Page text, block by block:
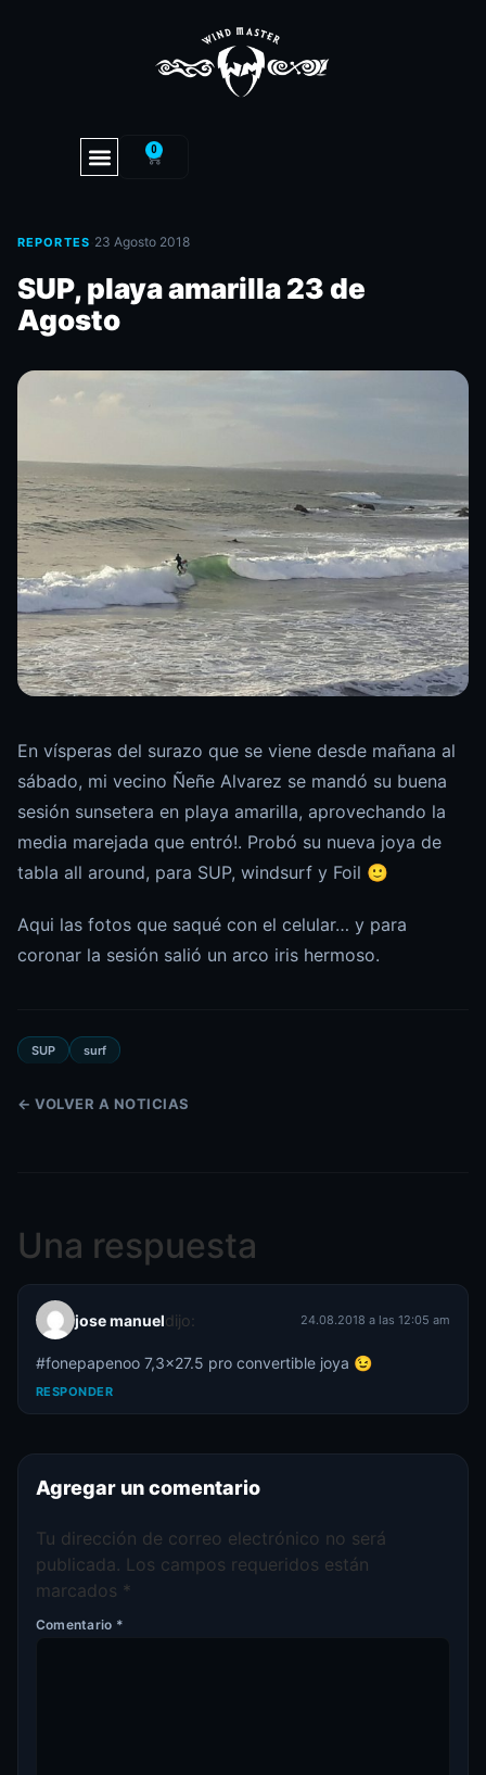
0
REPORTES 23 Agosto 2018
SUP, playa amarilla 23 de
Agosto
En vísperas del surazo que se viene desde mañana al
sábado, mi vecino Ñeñe Alvarez se mandó su buena
sesión sunsetera en playa amarilla, aprovechando la
media marejada que entró!. Probó su nueva joya de
tabla all around, para SUP, windsurf y Foil 🙂
Aqui las fotos que saqué con el celular… y para
coronar la sesión salió un arco iris hermoso.
SUP surf
← VOLVER A NOTICIAS
Una respuesta
jose manueldijo: 24.08.2018 a las 12:05 am
#fonepapenoo 7,3×27.5 pro convertible joya 😉
RESPONDER
Agregar un comentario
Tu dirección de correo electrónico no será
publicada. Los campos requeridos están
marcados *
Comentario *